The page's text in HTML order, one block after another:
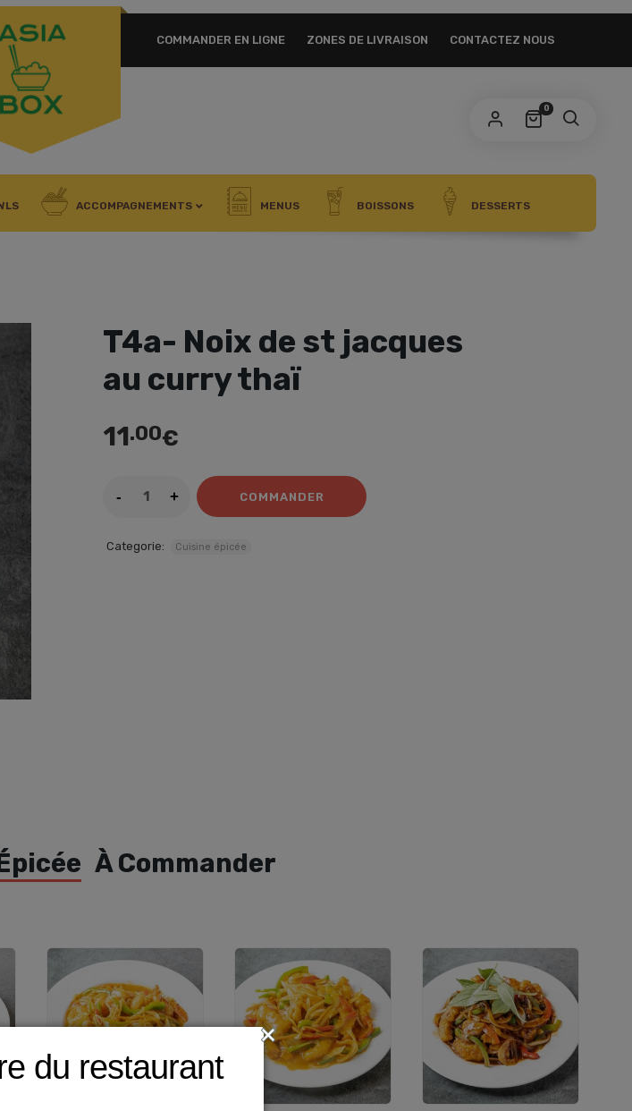
COMMANDER EN LIGNE ZONES DE LIVRAISON CONTACTEZ NOUS
0
DE PASSE
MOI SE CONNECTER
passe perdu ?ACCOMPAGNEMENTS MENUS BOISSONS DESSERTS
T4a- Noix de st jacques
au curry thaï
11.00€
COMMANDER
Categorie: Cuisine épicée
À Commander
du restaurant